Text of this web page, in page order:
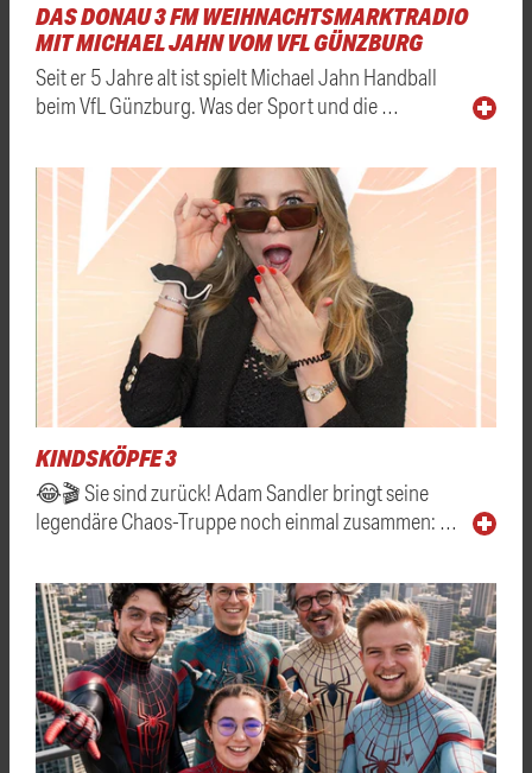
DAS DONAU 3 FM WEIHNACHTSMARKTRADIO
MIT MICHAEL JAHN VOM VFL GÜNZBURG
Seit er 5 Jahre alt ist spielt Michael Jahn Handball
beim VfL Günzburg. Was der Sport und die …
KINDSKÖPFE 3
😂🎬 Sie sind zurück! Adam Sandler bringt seine
legendäre Chaos-Truppe noch einmal zusammen: …